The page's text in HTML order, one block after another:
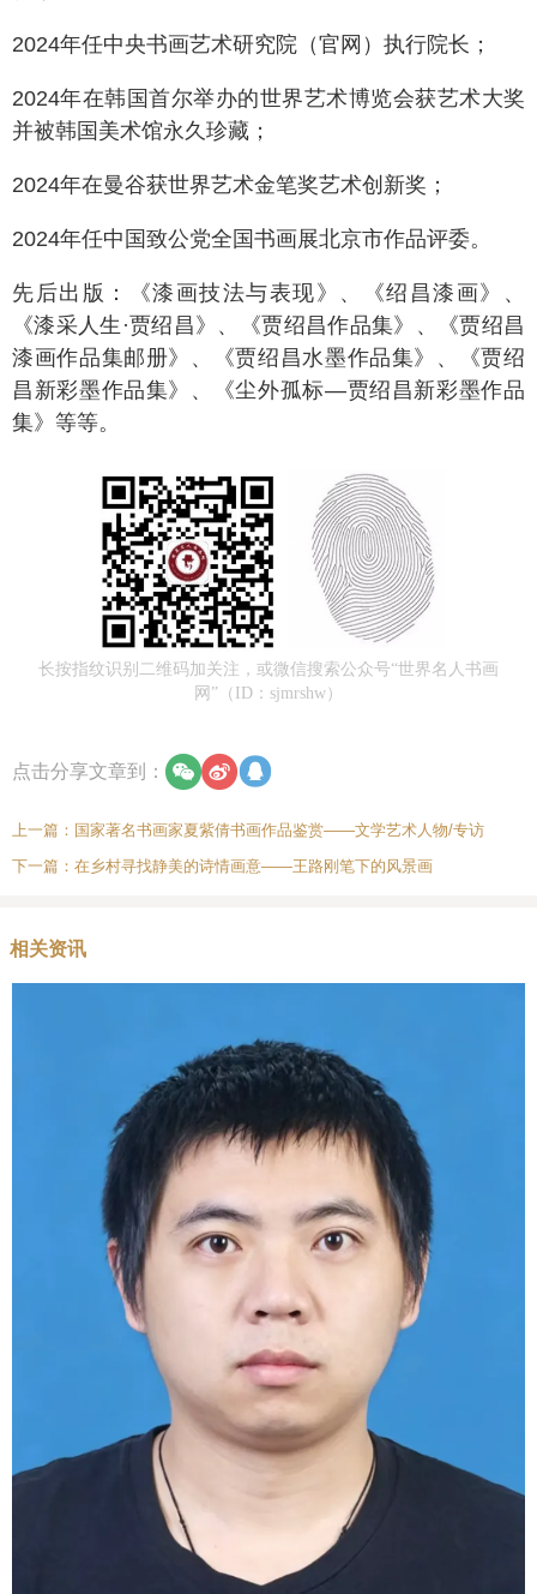
2024年任中央书画艺术研究院（官网）执行院长；
2024年在韩国首尔举办的世界艺术博览会获艺术大奖
并被韩国美术馆永久珍藏；
2024年在曼谷获世界艺术金笔奖艺术创新奖；
2024年任中国致公党全国书画展北京市作品评委。
先后出版：《漆画技法与表现》、《绍昌漆画》、
《漆采人生·贾绍昌》、《贾绍昌作品集》、《贾绍昌
漆画作品集邮册》、《贾绍昌水墨作品集》、《贾绍
昌新彩墨作品集》、《尘外孤标—贾绍昌新彩墨作品
集》等等。
长按指纹识别二维码加关注，或微信搜索公众号“世界名人书画
网”（ID：sjmrshw）
点击分享文章到：
上一篇： 国家著名书画家夏紫倩书画作品鉴赏——文学艺术人物/专访
下一篇： 在乡村寻找静美的诗情画意——王路刚笔下的风景画
相关资讯